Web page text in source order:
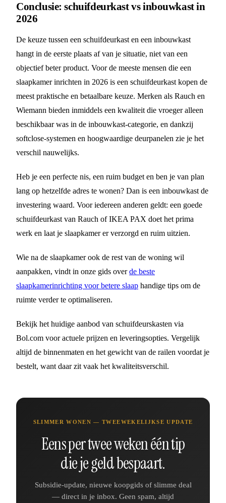
Conclusie: schuifdeurkast vs inbouwkast in
2026
De keuze tussen een schuifdeurkast en een inbouwkast
hangt in de eerste plaats af van je situatie, niet van een
objectief beter product. Voor de meeste mensen die een
slaapkamer inrichten in 2026 is een schuifdeurkast kopen de
meest praktische en betaalbare keuze. Merken als Rauch en
Wiemann bieden inmiddels een kwaliteit die vroeger alleen
beschikbaar was in de inbouwkast-categorie, en dankzij
softclose-systemen en hoogwaardige deurpanelen zie je het
verschil nauwelijks.
Heb je een perfecte nis, een ruim budget en ben je van plan
lang op hetzelfde adres te wonen? Dan is een inbouwkast de
investering waard. Voor iedereen anderen geldt: een goede
schuifdeurkast van Rauch of IKEA PAX doet het prima
werk en laat je slaapkamer er verzorgd en ruim uitzien.
Wie na de slaapkamer ook de rest van de woning wil
aanpakken, vindt in onze gids overde beste
slaapkamerinrichting voor betere slaap handige tips om de
ruimte verder te optimaliseren.
Bekijk het huidige aanbod van schuifdeurskasten via
Bol.com voor actuele prijzen en leveringsopties. Vergelijk
altijd de binnenmaten en het gewicht van de railen voordat je
bestelt, want daar zit vaak het kwaliteitsverschil.
SLIMMER WONEN — TWEEWEKELIJKSE UPDATE
Eens per twee weken één tip
die je geld bespaart.
Subsidie-update, nieuwe koopgids of slimme deal
— direct in je inbox. Geen spam, altijd